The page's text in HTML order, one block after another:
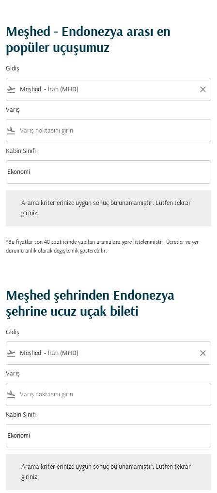
Meşhed - Endonezya arası en
popüler uçuşumuz
Gidiş
flight_takeoff close
Varış
flight_land
Kabin Sınıfı
Kabin Sınıfı option Ekonomi Selected
Ekonomi
keyboard_arrow_down
Arama kriterlerinize uygun sonuç bulunamamıştır. Lutfen tekrar
giriniz.
*Bu fiyatlar son 48 saat içinde yapılan aramalara gore listelenmiştir. Ücretler ve yer
durumu anlık olarak değişkenlik gösterebilir.
Meşhed şehrinden Endonezya
şehrine ucuz uçak bileti
Gidiş
flight_takeoff close
Varış
flight_land
Kabin Sınıfı
Kabin Sınıfı option Ekonomi Selected
Ekonomi
keyboard_arrow_down
Arama kriterlerinize uygun sonuç bulunamamıştır. Lutfen tekrar
giriniz.